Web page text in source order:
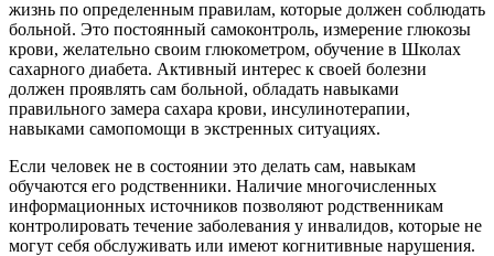
жизнь по определенным правилам, которые должен соблюдать
больной. Это постоянный самоконтроль, измерение глюкозы
крови, желательно своим глюкометром, обучение в Школах
сахарного диабета. Активный интерес к своей болезни
должен проявлять сам больной, обладать навыками
правильного замера сахара крови, инсулинотерапии,
навыками самопомощи в экстренных ситуациях.
Если человек не в состоянии это делать сам, навыкам
обучаются его родственники. Наличие многочисленных
информационных источников позволяют родственникам
контролировать течение заболевания у инвалидов, которые не
могут себя обслуживать или имеют когнитивные нарушения.